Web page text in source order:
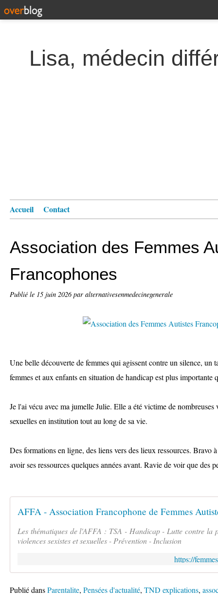
Lisa, médecin
Accueil Contact
Association des Femmes
Francophones
Publié le 15 juin 2026par alternativesenmedecinegenerale
Une belle découverte de femmes qui agissent contre un silence, un
femmes et aux enfants en situation de handicap est plus importante
Je l'ai vécu avec ma jumelle Julie. Elle a été victime de nombreuses
sexuelles en institution tout au long de sa vie.
Des formations en ligne, des liens vers des lieux ressources. Bravo
avoir ses ressources quelques années avant. Ravie de voir que des
AFFA - Association Francophone de Femmes
Les thématiques de l'AFFA : TSA - Handicap - Lutte contre la
violences sexistes et sexuelles - Prévention - Inclusion
https://
Publié dansParentalite, Pensées d'actualité, TND explications,